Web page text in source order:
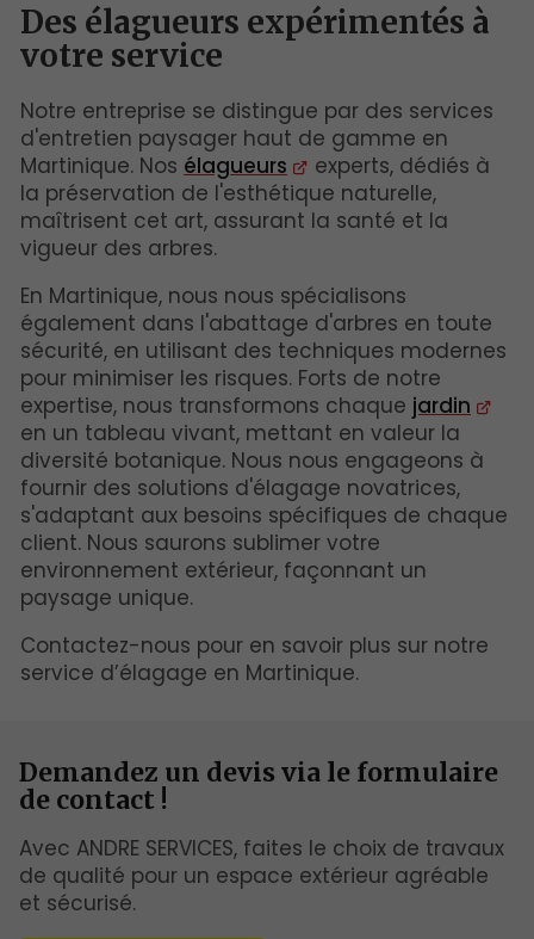
Des élagueurs expérimentés à
votre service
Notre entreprise se distingue par des services
d'entretien paysager haut de gamme en
Martinique. Nos élagueurs
experts, dédiés à
la préservation de l'esthétique naturelle,
maîtrisent cet art, assurant la santé et la
vigueur des arbres.
En Martinique, nous nous spécialisons
également dans l'abattage d'arbres en toute
sécurité, en utilisant des techniques modernes
pour minimiser les risques. Forts de notre
expertise, nous transformons chaque jardin
en un tableau vivant, mettant en valeur la
diversité botanique. Nous nous engageons à
fournir des solutions d'élagage novatrices,
s'adaptant aux besoins spécifiques de chaque
client. Nous saurons sublimer votre
environnement extérieur, façonnant un
paysage unique.
Contactez-nous pour en savoir plus sur notre
service d’élagage en Martinique.
Demandez un devis via le formulaire
de contact !
Avec ANDRE SERVICES, faites le choix de travaux
de qualité pour un espace extérieur agréable
et sécurisé.